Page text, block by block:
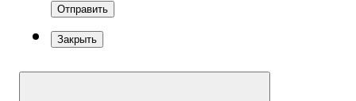
Отправить
Закрыть